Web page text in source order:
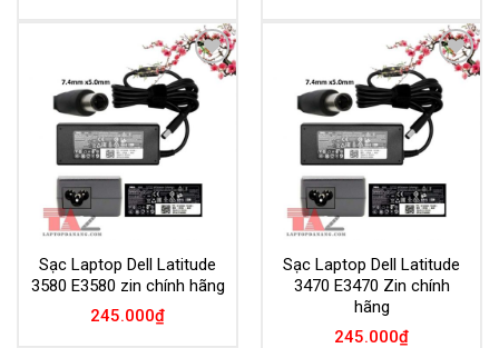
Add to
Wishlist
Sạc Laptop Dell Latitude
3580 E3580 zin chính hãng
245.000₫
Add to
Wishlist
Sạc Laptop Dell Latitude
3470 E3470 Zin chính
hãng
245.000₫